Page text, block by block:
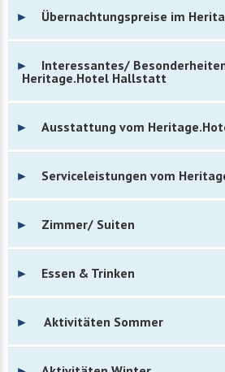
Übernachtungspreise im
Interessantes/
Heritage.Hotel Hallstatt
Ausstattung vom
Serviceleistungen vom
Zimmer/ Suiten
Essen & Trinken
Aktivitäten Sommer